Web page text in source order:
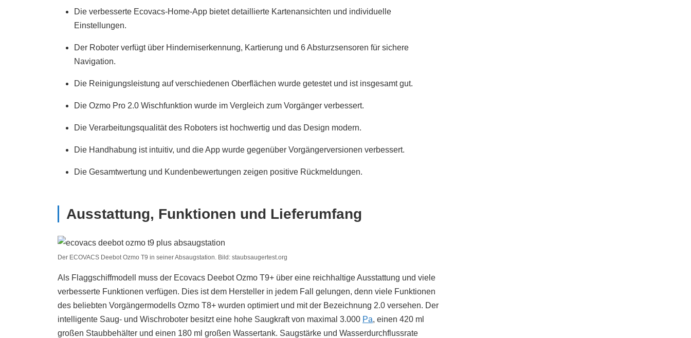
Die verbesserte Ecovacs-Home-App bietet detaillierte Kartenansichten und individuelle
Einstellungen.
Der Roboter verfügt über Hinderniserkennung, Kartierung und 6 Absturzsensoren für sichere
Navigation.
Die Reinigungsleistung auf verschiedenen Oberflächen wurde getestet und ist insgesamt gut.
Die Ozmo Pro 2.0 Wischfunktion wurde im Vergleich zum Vorgänger verbessert.
Die Verarbeitungsqualität des Roboters ist hochwertig und das Design modern.
Die Handhabung ist intuitiv, und die App wurde gegenüber Vorgängerversionen verbessert.
Die Gesamtwertung und Kundenbewertungen zeigen positive Rückmeldungen.
Ausstattung, Funktionen und Lieferumfang
Der ECOVACS Deebot Ozmo T9 in seiner Absaugstation. Bild: staubsaugertest.org
Als Flaggschiffmodell muss der Ecovacs Deebot Ozmo T9+ über eine reichhaltige Ausstattung und viele
verbesserte Funktionen verfügen. Dies ist dem Hersteller in jedem Fall gelungen, denn viele Funktionen
des beliebten Vorgängermodells Ozmo T8+ wurden optimiert und mit der Bezeichnung 2.0 versehen. Der
intelligente Saug- und Wischroboter besitzt eine hohe Saugkraft von maximal 3.000 Pa, einen 420 ml
großen Staubbehälter und einen 180 ml großen Wassertank. Saugstärke und Wasserdurchflussrate